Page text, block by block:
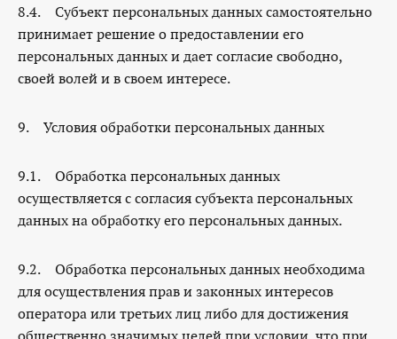
8.4. Субъект персональных данных самостоятельно
принимает решение о предоставлении его
персональных данных и дает согласие свободно,
своей волей и в своем интересе.
9. Условия обработки персональных данных
9.1. Обработка персональных данных
осуществляется с согласия субъекта персональных
данных на обработку его персональных данных.
9.2. Обработка персональных данных необходима
для осуществления прав и законных интересов
оператора или третьих лиц либо для достижения